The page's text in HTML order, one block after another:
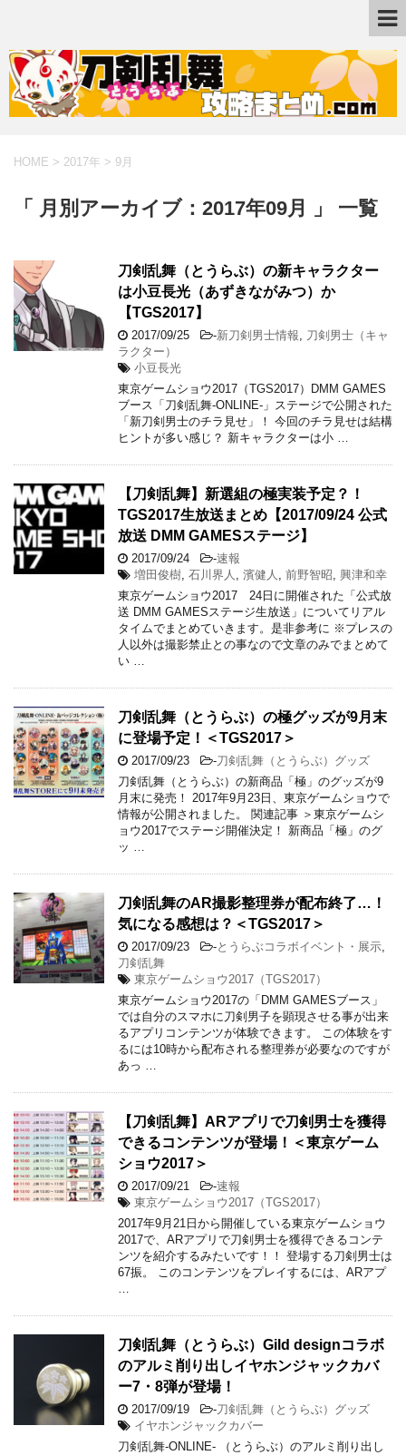
HOME > 2017年 > 9月
「 月別アーカイブ：2017年09月 」 一覧
刀剣乱舞（とうらぶ）の新キャラクター
は小豆長光（あずきながみつ）か
【TGS2017】
2017/09/25 -新刀剣男士情報, 刀剣男士（キャ
ラクター）
小豆長光
東京ゲームショウ2017（TGS2017）DMM GAMES
ブース「刀剣乱舞-ONLINE-」ステージで公開された
「新刀剣男士のチラ見せ」！ 今回のチラ見せは結構
ヒントが多い感じ？ 新キャラクターは小 …
【刀剣乱舞】新選組の極実装予定？！
TGS2017生放送まとめ【2017/09/24 公式
放送 DMM GAMESステージ】
2017/09/24 -速報
増田俊樹, 石川界人 , 濱健人 , 前野智昭, 興津和幸
東京ゲームショウ2017 24日に開催された「公式放
送 DMM GAMESステージ生放送」についてリアル
タイムでまとめていきます。是非参考に ※プレスの
人以外は撮影禁止との事なので文章のみでまとめて
い …
刀剣乱舞（とうらぶ）の極グッズが9月末
に登場予定！＜TGS2017＞
2017/09/23 -刀剣乱舞（とうらぶ）グッズ
刀剣乱舞（とうらぶ）の新商品「極」のグッズが9
月末に発売！ 2017年9月23日、東京ゲームショウで
情報が公開されました。 関連記事 ＞東京ゲームシ
ョウ2017でステージ開催決定！ 新商品「極」のグ
ッ …
刀剣乱舞のAR撮影整理券が配布終了…！
気になる感想は？＜TGS2017＞
2017/09/23 -とうらぶコラボイベント・展示,
刀剣乱舞
東京ゲームショウ2017（TGS2017）
東京ゲームショウ2017の「DMM GAMESブース」
では自分のスマホに刀剣男子を顕現させる事が出来
るアプリコンテンツが体験できます。 この体験をす
るには10時から配布される整理券が必要なのですが
あっ …
【刀剣乱舞】ARアプリで刀剣男士を獲得
できるコンテンツが登場！＜東京ゲーム
ショウ2017＞
2017/09/21 -速報
東京ゲームショウ2017（TGS2017）
2017年9月21日から開催している東京ゲームショウ
2017で、ARアプリで刀剣男士を獲得できるコンテ
ンツを紹介するみたいです！！ 登場する刀剣男士は
67振。 このコンテンツをプレイするには、ARアプ
…
刀剣乱舞（とうらぶ）Gild designコラボ
のアルミ削り出しイヤホンジャックカバ
ー7・8弾が登場！
2017/09/19 -刀剣乱舞（とうらぶ）グッズ
イヤホンジャックカバー
刀剣乱舞-ONLINE- （とうらぶ）のアルミ削り出し